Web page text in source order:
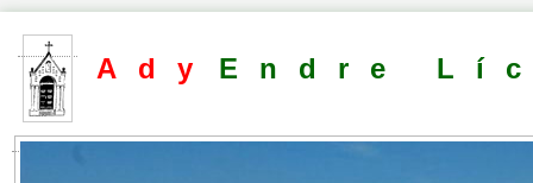
Ady Endre